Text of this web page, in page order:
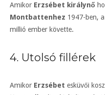
Amikor Erzsébet királynő
Montbattenhez 1947-ben,
millió ember követte.
4. Utolsó fillérek
Amikor Erzsébet esküvői